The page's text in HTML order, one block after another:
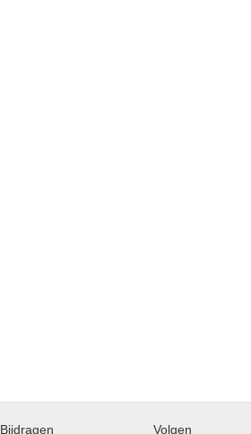
Bijdragen Volgen